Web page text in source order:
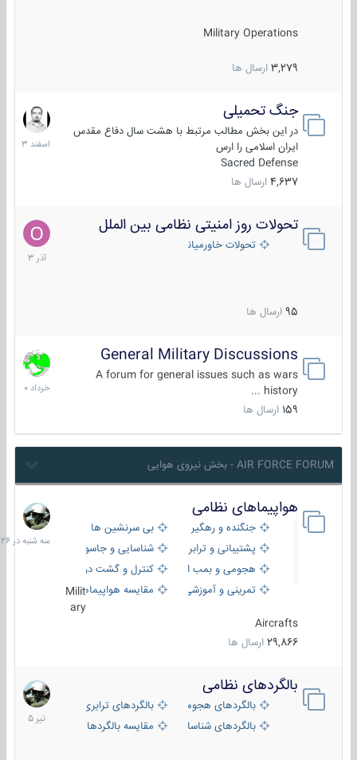
Military Operations
3,279 ارسال ها
جنگ تحمیلی
در این بخش مطالب مرتبط با هشت سال دفاع مقدس
ایران اسلامی را ارس
Sacred Defense
4,637 ارسال ها
20
اسفند
1403
تحولات روز امنیتی نظامی بین الملل
تحولات خاورمیانه
95 ارسال ها
21
آذر
1403
General Military Discussions
A forum for general issues such as wars
history ...
159 ارسال ها
10
خرداد
1400
AIR FORCE FORUM - بخش نیروی هوایی
هواپیماهای نظامی
جنگنده و رهگیر
بی سرنشین ها
پشتیبانی و ترابری
شناسایی و جاسوسی
هجومی و بمب افکن
کنترل و گشت دریایی
تمرینی و آموزشی
مقایسه هواپیماهاMilit
ary
Aircrafts
29,866 ارسال ها
سه
شنبه
در
بالگردهای نظامی
بالگردهای هجومی
بالگردهای ترابری
بالگردهای شناسایی
مقایسه بالگردها
22
تیر
1405